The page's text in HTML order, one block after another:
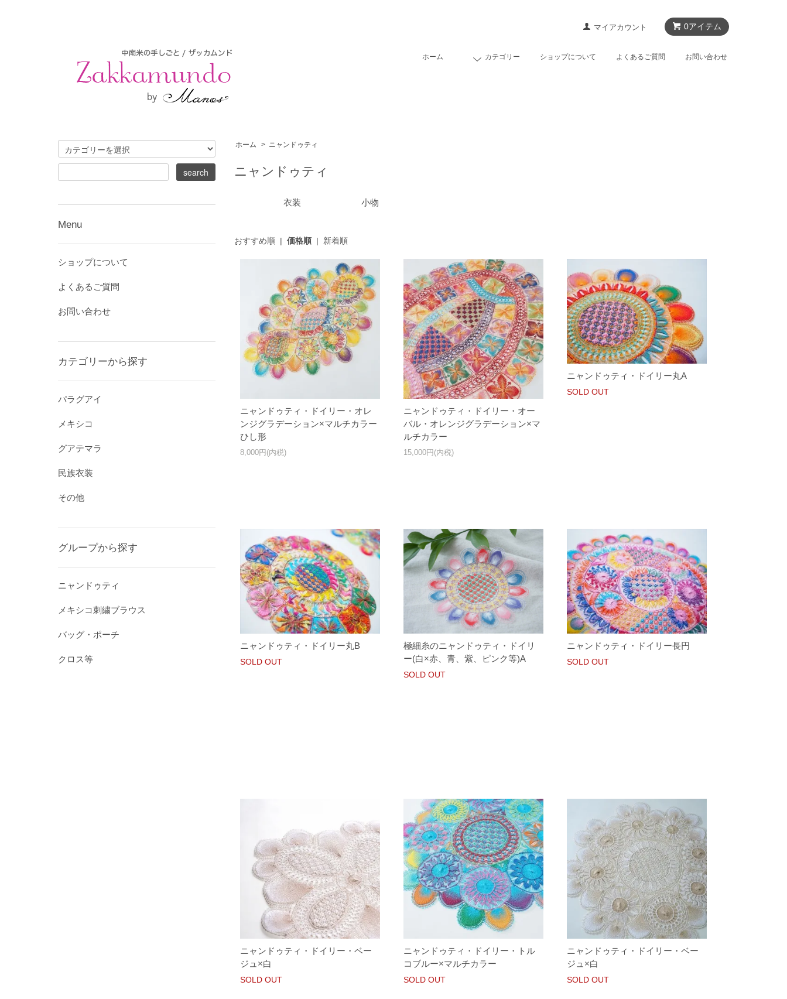
0アイテム
マイアカウント
ホーム カテゴリー ショップについて よくあるご質問 お問い合わせ
ホーム > ニャンドゥティ
ニャンドゥティ
衣装 小物
おすすめ順| 価格順| 新着順
ニャンドゥティ・ドイリー・オレ
ンジグラデーション×マルチカラー
ひし形
8,000円(内税)
ニャンドゥティ・ドイリー・オー
バル・オレンジグラデーション×マ
ルチカラー
15,000円(内税)
ニャンドゥティ・ドイリー丸A
SOLD OUT
ニャンドゥティ・ドイリー丸B
SOLD OUT
極細糸のニャンドゥティ・ドイリ
ー(白×赤、青、紫、ピンク等)A
SOLD OUT
ニャンドゥティ・ドイリー長円
SOLD OUT
ニャンドゥティ・ドイリー・ベー
ジュ×白
SOLD OUT
ニャンドゥティ・ドイリー・トル
コブルー×マルチカラー
SOLD OUT
ニャンドゥティ・ドイリー・ベー
ジュ×白
SOLD OUT
Menu
ショップについて
よくあるご質問
お問い合わせ
カテゴリーから探す
パラグアイ
メキシコ
グアテマラ
民族衣装
その他
グループから探す
ニャンドゥティ
メキシコ刺繍ブラウス
バッグ・ポーチ
クロス等